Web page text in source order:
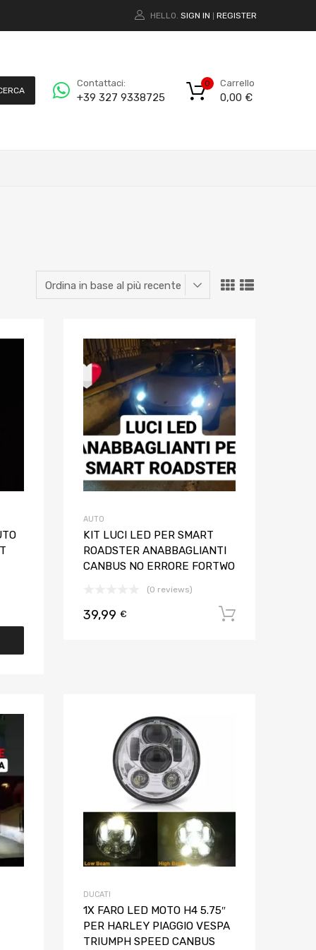
HELLO. SIGN IN REGISTER
Contattaci:
+39 327 9338725
Carrello
0,00 €
0
Aggiungi ai preferiti
Aggiungi al confronto
AUTO
KIT LUCI LED PER SMART
ROADSTER ANABBAGLIANTI
CANBUS NO ERRORE FORTWO
(0 reviews)
39,99 €
DUCATI
1X FARO LED MOTO H4 5.75″
PER HARLEY PIAGGIO VESPA
TRIUMPH SPEED CANBUS